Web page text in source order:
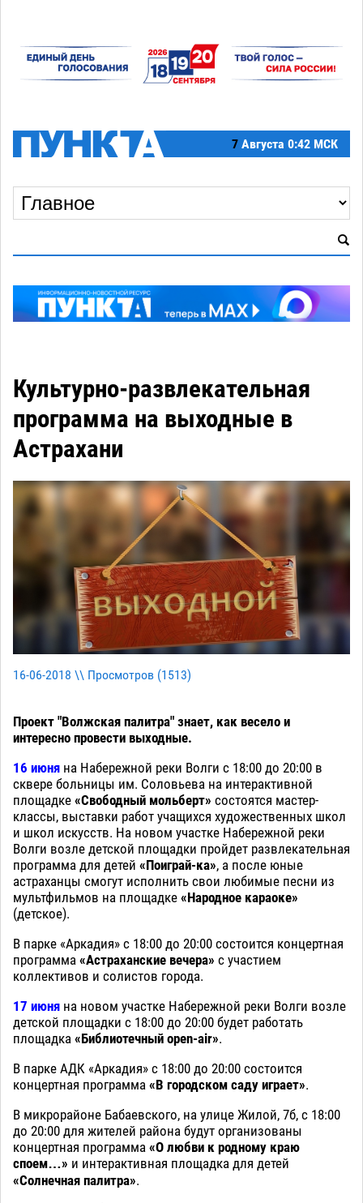
7 Августа 0:42 МСК
Культурно-развлекательная
программа на выходные в
Астрахани
16-06-2018 \\ Просмотров (1513)
Проект "Волжская палитра" знает, как весело и
интересно провести выходные.
16 июня на Набережной реки Волги с 18:00 до 20:00 в
сквере больницы им. Соловьева на интерактивной
площадке «Свободный мольберт» состоятся мастер-
классы, выставки работ учащихся художественных школ
и школ искусств. На новом участке Набережной реки
Волги возле детской площадки пройдет развлекательная
программа для детей «Поиграй-ка», а после юные
астраханцы смогут исполнить свои любимые песни из
мультфильмов на площадке «Народное караоке»
(детское).
В парке «Аркадия» с 18:00 до 20:00 состоится концертная
программа «Астраханские вечера» с участием
коллективов и солистов города.
17 июня на новом участке Набережной реки Волги возле
детской площадки с 18:00 до 20:00 будет работать
площадка «Библиотечный open-air».
В парке АДК «Аркадия» с 18:00 до 20:00 состоится
концертная программа «В городском саду играет».
В микрорайоне Бабаевского, на улице Жилой, 7б, с 18:00
до 20:00 для жителей района будут организованы
концертная программа «О любви к родному краю
споем…» и интерактивная площадка для детей
«Солнечная палитра».